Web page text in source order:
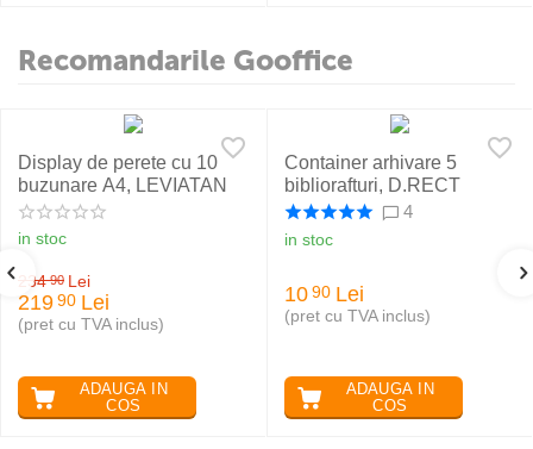
Recomandarile Gooffice
Display de perete cu 10
buzunare A4, LEVIATAN
in stoc
234 90 Lei
219 90 Lei
(pret cu TVA inclus)
ADAUGA IN
COS
Container arhivare 5
bibliorafturi, D.RECT
4
in stoc
10 90 Lei
(pret cu TVA inclus)
ADAUGA IN
COS